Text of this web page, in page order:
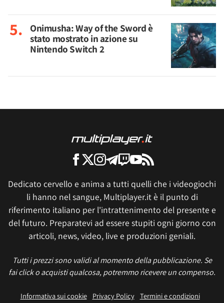
Onimusha: Way of the Sword è
stato mostrato in azione su
Nintendo Switch 2
Dedicato cervello e anima a tutti quelli che i videogiochi
li hanno nel sangue, Multiplayer.it è il punto di
riferimento italiano per l'intrattenimento del presente e
del futuro. Preparatevi ad essere stupiti ogni giorno con
articoli, news, video, live e produzioni geniali.
Tutti i prezzi sono validi al momento della pubblicazione. Se
fai click o acquisti qualcosa, potremmo ricevere un compenso.
Informativa sui cookie Privacy Policy
Termini e condizioni